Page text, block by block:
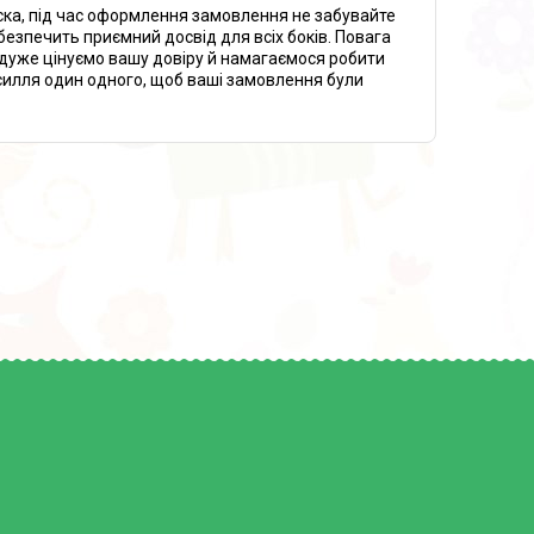
під час оформлення замовлення не забувайте
приємний досвід для всіх боків. Повага
цінуємо вашу довіру й намагаємося робити
один одного, щоб ваші замовлення були